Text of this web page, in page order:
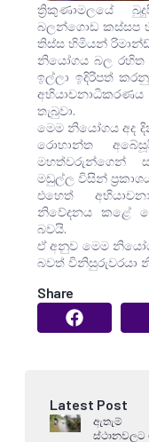
ත්‍රිකුණාමලයේ
බලන්ගොඩ කස්සප
තිස්ස හිමියන්
නියෝගය බල
ඉල්ලා ඉදිරිපත්
තැබුවා.
මෙම නියෝගය අද
රොහාන්ත
මහත්වරුන්ගෙන්
මඩුල්ල විසින්
එහෙත්
නිවේදනය කළේ
බවයි.
ඒ අනුව මෙම
බවත් විනිසුරුවරයා
Share
Latest Post
ඇතැම්
ස්ථානවලට